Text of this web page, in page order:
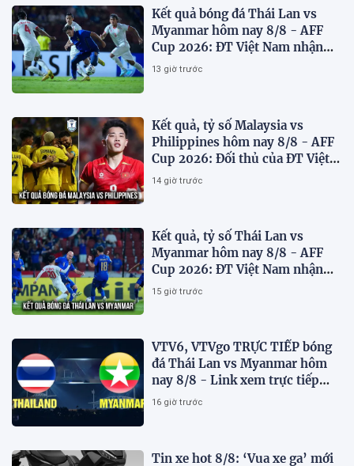
Kết quả bóng đá Thái Lan vs
Myanmar hôm nay 8/8 - AFF
Cup 2026: ĐT Việt Nam nhận
'chiến thư'
13 giờ trước
Kết quả, tỷ số Malaysia vs
Philippines hôm nay 8/8 - AFF
Cup 2026: Đối thủ của ĐT Việt
Nam lộ diện
14 giờ trước
Kết quả, tỷ số Thái Lan vs
Myanmar hôm nay 8/8 - AFF
Cup 2026: ĐT Việt Nam nhận
tin vui
15 giờ trước
VTV6, VTVgo TRỰC TIẾP bóng
đá Thái Lan vs Myanmar hôm
nay 8/8 - Link xem trực tiếp
AFF Cup 2026 mới nhất
16 giờ trước
Tin xe hot 8/8: ‘Vua xe ga’ mới